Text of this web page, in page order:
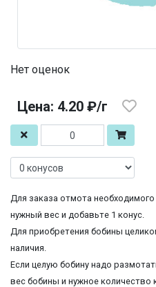
Нет оценок
Цена: 4.20 ₽/г
Для заказа отмота
нужный вес и добавьте 1 конус.
Для приобретения бобины
наличия.
Если целую бобину надо
вес бобины и нужное количество